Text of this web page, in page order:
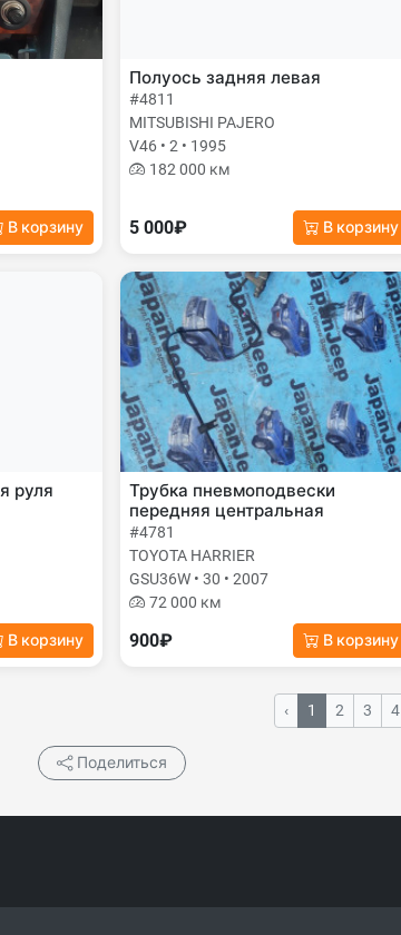
В корзину
Полуось задняя левая
#4811
MITSUBISHI PAJERO
V46 • 2 • 1995
182 000 км
5 000₽ В корзину
руля
В корзину
Трубка пневмоподвески
передняя центральная
#4781
TOYOTA HARRIER
GSU36W • 30 • 2007
72 000 км
900₽ В корзину
‹ 1 2 3 4
Поделиться